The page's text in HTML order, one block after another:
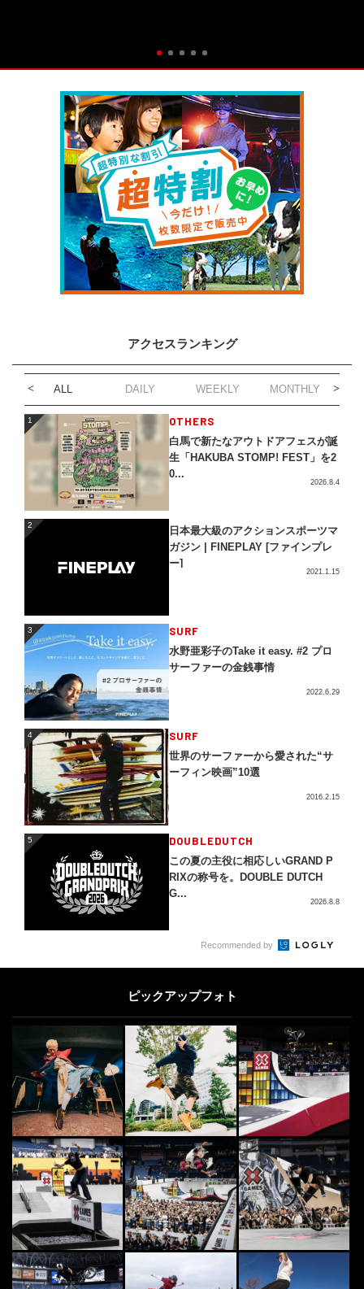
アクセスランキング
ALL DAILY WEEKLY MONTHLY
1 OTHERS
白馬で新たなアウトドアフェスが誕
生「HAKUBA STOMP! FEST」を2
0...
2026.8.4
2
日本最大級のアクションスポーツマ
ガジン | FINEPLAY [ファインプレ
ー]
2021.1.15
3 SURF
水野亜彩子のTake it easy. #2 プロ
サーファーの金銭事情
2022.6.29
4 SURF
世界のサーファーから愛された“サ
ーフィン映画”10選
2016.2.15
5 DOUBLEDUTCH
この夏の主役に相応しいGRAND P
RIXの称号を。DOUBLE DUTCH
G...
2026.8.8
OTHERS
【独占インタビュー】プロサーファ
DANCE
ワールドファイナルへの最後の切符
をかけた激戦！「Red Bull BC One
...
2025.11.8
8 SKATE
スカイ・ブラウンが2連勝で強さを
見せたシーズン！「MoonPay X Ga
mes...
2026.8.9
9
激戦の舞台は再びモトパーク森へ。
7
8
Recommended by
ピックアップフォト